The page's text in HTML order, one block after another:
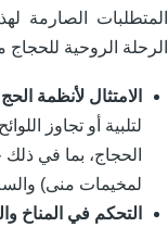
الصارمة
الروحية
الامتثال لأنظمة
لتلبية أو تجاوز
الحجاج، بما في
لمخيمات منى)
التحكم في المناخ